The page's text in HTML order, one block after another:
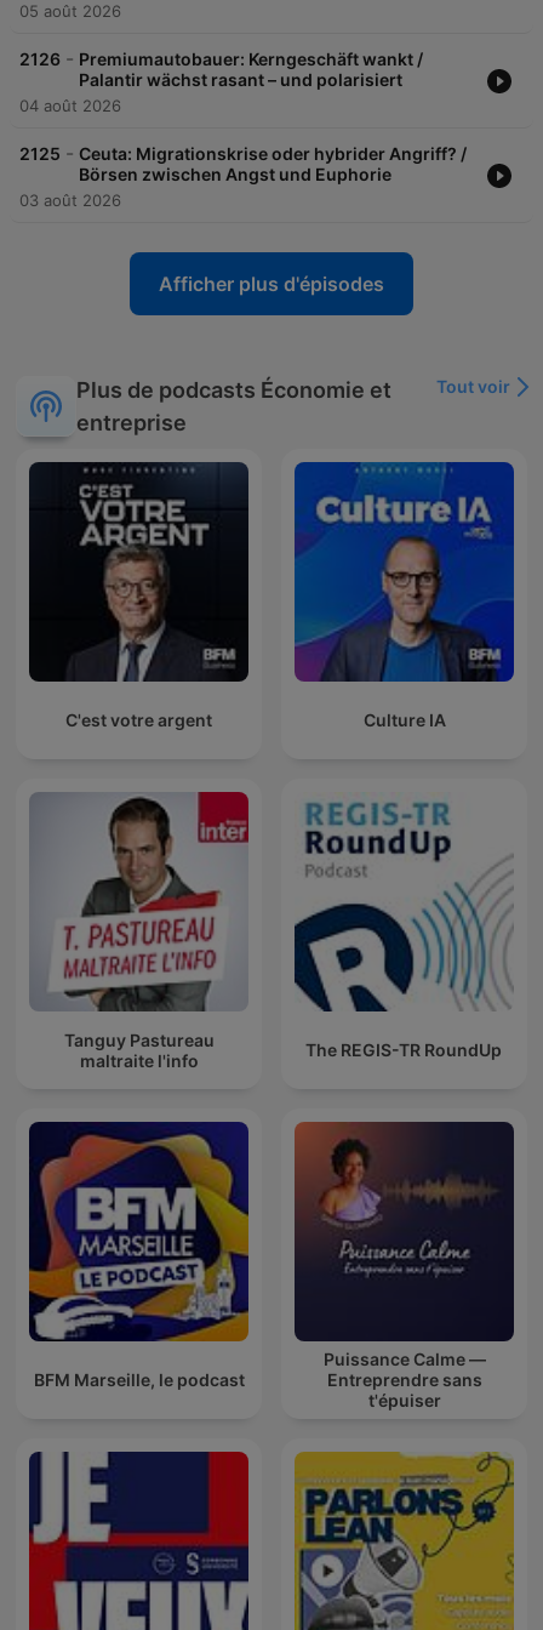
05 août 2026
2126 - Premiumautobauer: Kerngeschäft wankt /
Palantir wächst rasant – und polarisiert
04 août 2026
2125 - Ceuta: Migrationskrise oder hybrider Angriff? /
Börsen zwischen Angst und Euphorie
03 août 2026
Afficher plus d'épisodes
Plus de podcasts Économie et
entreprise
Tout voir
C'est votre argent Culture IA
Tanguy Pastureau
maltraite l'info
The REGIS-TR RoundUp
BFM Marseille, le podcast
Puissance Calme —
Entreprendre sans
t'épuiser